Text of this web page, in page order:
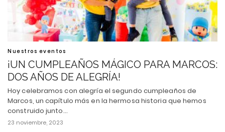
Nuestros eventos
¡UN CUMPLEAÑOS MÁGICO PARA MARCOS:
DOS AÑOS DE ALEGRÍA!
Hoy celebramos con alegría el segundo cumpleaños de
Marcos, un capítulo más en la hermosa historia que hemos
construido junto…
23 noviembre, 2023